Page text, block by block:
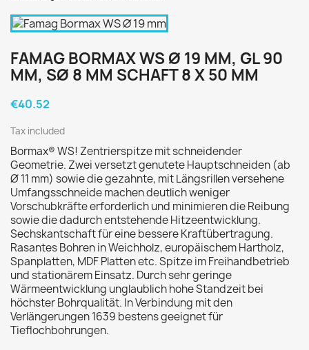
FAMAG BORMAX WS Ø 19 MM, GL 90
MM, SØ 8 MM SCHAFT 8 X 50 MM
€40.52
Tax included
Bormax® WS! Zentrierspitze mit schneidender
Geometrie. Zwei versetzt genutete Hauptschneiden (ab
Ø 11 mm) sowie die gezahnte, mit Längsrillen versehene
Umfangsschneide machen deutlich weniger
Vorschubkräfte erforderlich und minimieren die Reibung
sowie die dadurch entstehende Hitzeentwicklung.
Sechskantschaft für eine bessere Kraftübertragung.
Rasantes Bohren in Weichholz, europäischem Hartholz,
Spanplatten, MDF Platten etc. Spitze im Freihandbetrieb
und stationärem Einsatz. Durch sehr geringe
Wärmeentwicklung unglaublich hohe Standzeit bei
höchster Bohrqualität. In Verbindung mit den
Verlängerungen 1639 bestens geeignet für
Tieflochbohrungen.